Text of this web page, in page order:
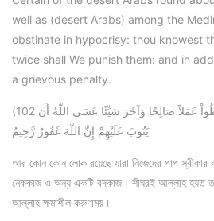
well as (desert Arabs) among the
obstinate in hypocrisy: thou knowest
twice shall We punish them: and in
a grievous penalty.
(102 وَآخَرُونَ اعْتَرَفُواْ بِذُنُوبِهِمْ خَلَطُواْ عَمَلاً صَالِحًا وَآخَرَ سَيِّئًا عَسَى اللّهُ أَن
يَتُوبَ عَلَيْهِمْ إِنَّ اللّهَ غَفُورٌ رَّحِيمٌ
আর কোন কোন লোক রয়েছে যারা নিজেদের পাপ
নেককাজ ও অন্য একটি বদকাজ। শীঘ্রই আল্লাহ হয়ত
আল্লাহ ক্ষমাশীল করুণাময়।